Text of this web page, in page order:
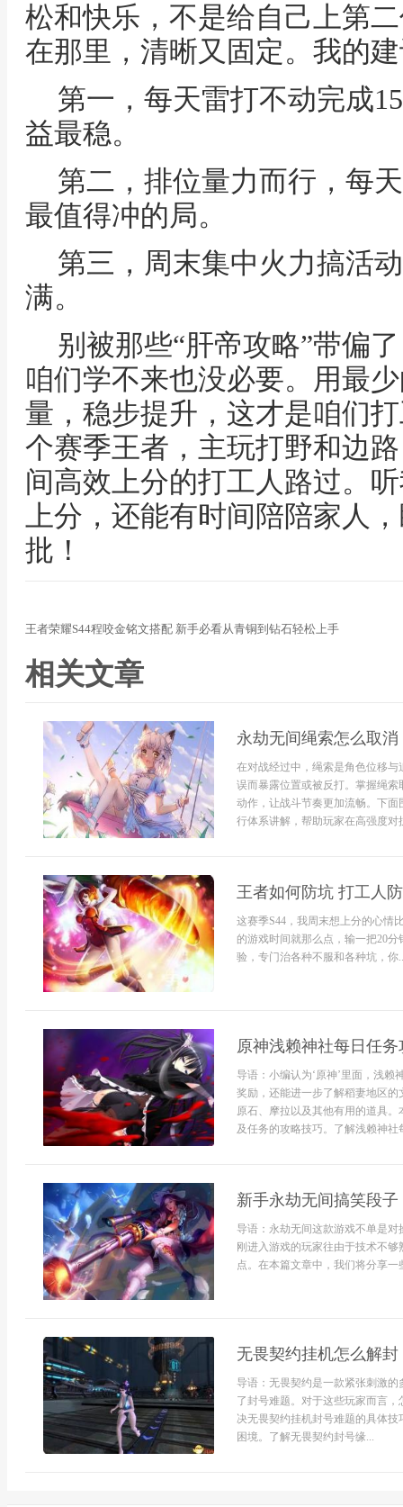
松和快乐，不是给自己上第
在那里，清晰又固定。我的
第一，每天雷打不动完成
益最稳。
第二，排位量力而行，每
最值得冲的局。
第三，周末集中火力搞活
满。
别被那些“肝帝攻略”带偏
咱们学不来也没必要。用最
量，稳步提升，这才是咱们
个赛季王者，主玩打野和边
间高效上分的打工人路过。
上分，还能有时间陪陪家人
批！
王者荣耀S44程咬金铭文搭配 新手必看从青铜到钻石轻松上手
相关文章
永劫无间绳索怎么取消
在对战经过中，绳索是角色位移
误而暴露位置或被反打。掌握绳
动作，让战斗节奏更加流畅。下
行体系讲解，帮助玩家在高强度
王者如何防坑 打工人
这赛季S44，我周末想上分的心情
的游戏时间就那么点，输一把20
验，专门治各种不服和各种坑，你
原神浅赖神社每日任务
导语：小编认为‘原神’里面，浅
奖励，还能进一步了解稻妻地区
原石、摩拉以及其他有用的道具
及任务的攻略技巧。了解浅赖神
新手永劫无间搞笑段子
导语：永劫无间这款游戏不单是
刚进入游戏的玩家往由于技术不
点。在本篇文章中，我们将分享一
无畏契约挂机怎么解封
导语：无畏契约是一款紧张刺激
了封号难题。对于这些玩家而言
决无畏契约挂机封号难题的具体
困境。了解无畏契约封号缘...